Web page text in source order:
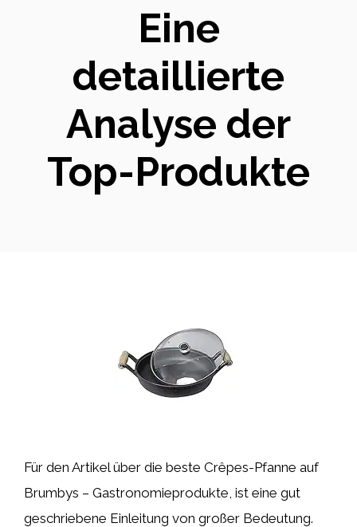
Eine
detaillierte
Analyse der
Top-Produkte
Für den Artikel über die beste Crêpes-Pfanne auf
Brumbys – Gastronomieprodukte, ist eine gut
geschriebene Einleitung von großer Bedeutung.